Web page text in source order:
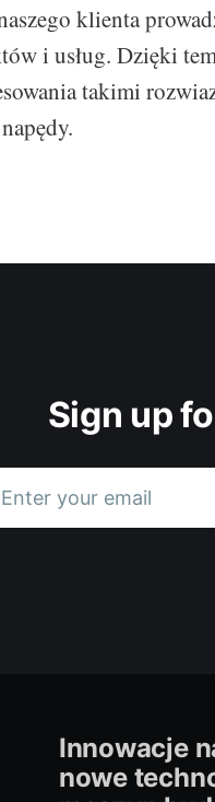
klienta
i usług. Dzięki
takimi
Sign up
Enter your email
Innowacje
nowe